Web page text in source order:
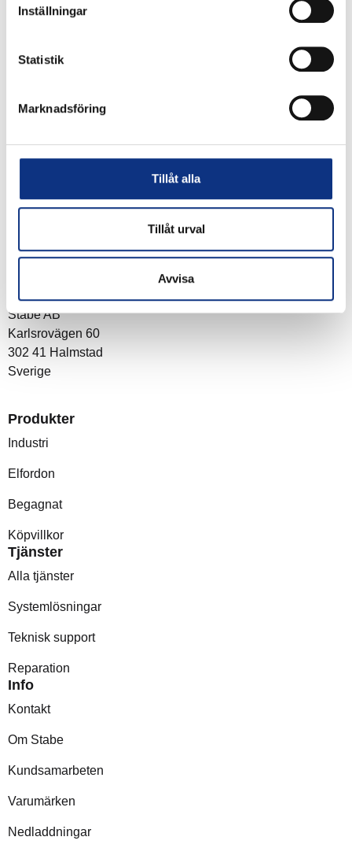
Inställningar
Statistik
Marknadsföring
Tillåt alla
Tillåt urval
Avvisa
du godkänner våraintegritetspolicy
Post- och besöksadress
Stabe AB
Karlsrovägen 60
302 41 Halmstad
Sverige
Produkter
Industri
Elfordon
Begagnat
Köpvillkor
Tjänster
Alla tjänster
Systemlösningar
Teknisk support
Reparation
Info
Kontakt
Om Stabe
Kundsamarbeten
Varumärken
Nedladdningar